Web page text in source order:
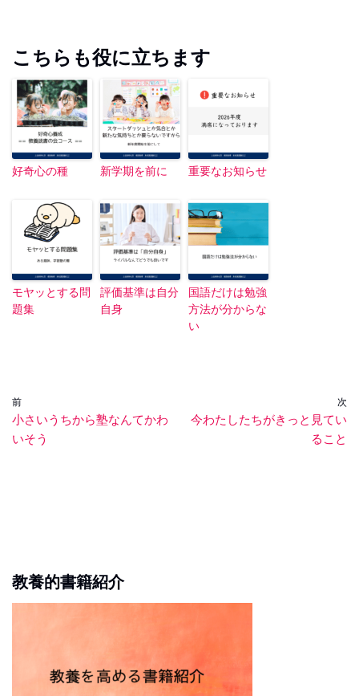
こちらも役に立ちます
好奇心の種 新学期を前に 重要なお知らせ
モヤッとする問
題集
評価基準は自分
自身
国語だけは勉強
方法が分からな
い
前
小さいうちから塾なんてかわ
いそう
次
今わたしたちがきっと見てい
ること
教養的書籍紹介